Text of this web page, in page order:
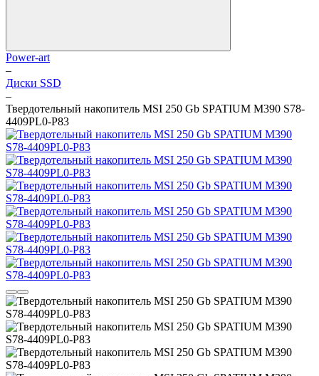
Power-art
–
Диски SSD
–
Твердотельный накопитель MSI 250 Gb SPATIUM M390 S78-
4409PL0-P83